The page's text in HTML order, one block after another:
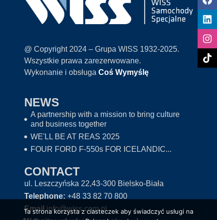
@ Copyright 2024 – Grupa WISS 1932-2025.
Wszystkie prawa zarezerwowane.
Wykonanie i obsługa Coś Wymyślę
NEWS
A partnership with a mission to bring culture
and business together
WE'LL BE AT REAS 2025
FOUR FORD F-550s FOR ICELANDIC...
CONTACT
ul. Leszczyńska 22,43-300 Bielsko-Biała
Telephone: +48 33 82 70 800
Emailinfo@wiss.com.pl
Ta strona korzysta z ciasteczek aby świadczyć usługi na